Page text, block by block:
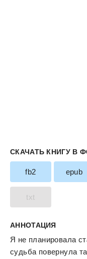
СКАЧАТЬ КНИГУ В
fb2 epub
txt
АННОТАЦИЯ
Я не планировала
судьба повернула